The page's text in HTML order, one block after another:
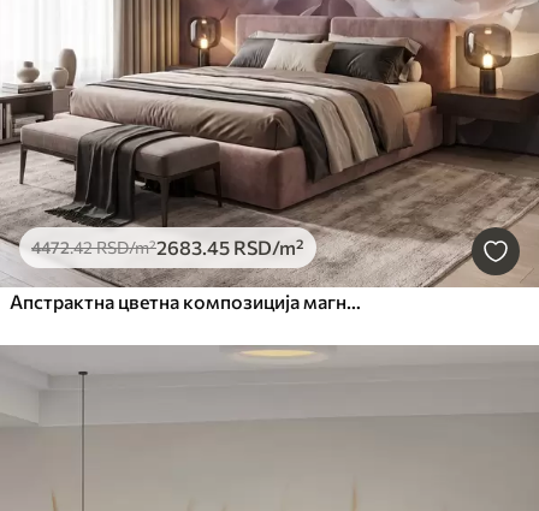
4472.42RSD/m²2683.45 RSD/m²
Апстрактна цветна композиција магнолије